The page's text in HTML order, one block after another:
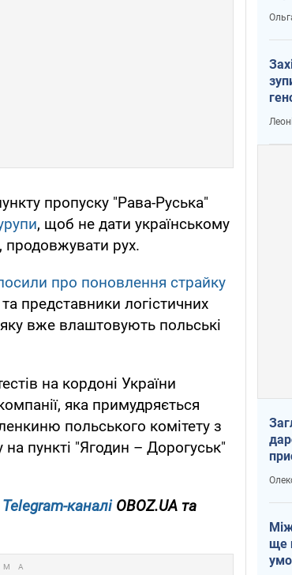
пропуску "Рава-Руська"
, щоб не дати українському
рух.
про поновлення страйку
та представники логістичних
вже влаштовують польські
на кордоні України
яка примудряється
польського комітету з
пункті "Ягодин – Дорогуськ"
Telegram-каналіOBOZ.UA та
ще